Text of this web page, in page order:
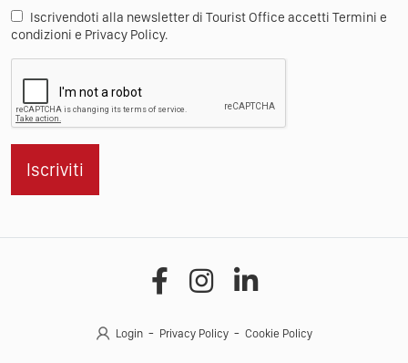
Iscrivendoti alla newsletter di Tourist Office accetti Termini e
condizioni e Privacy Policy.
Iscriviti
Login Privacy Policy Cookie Policy